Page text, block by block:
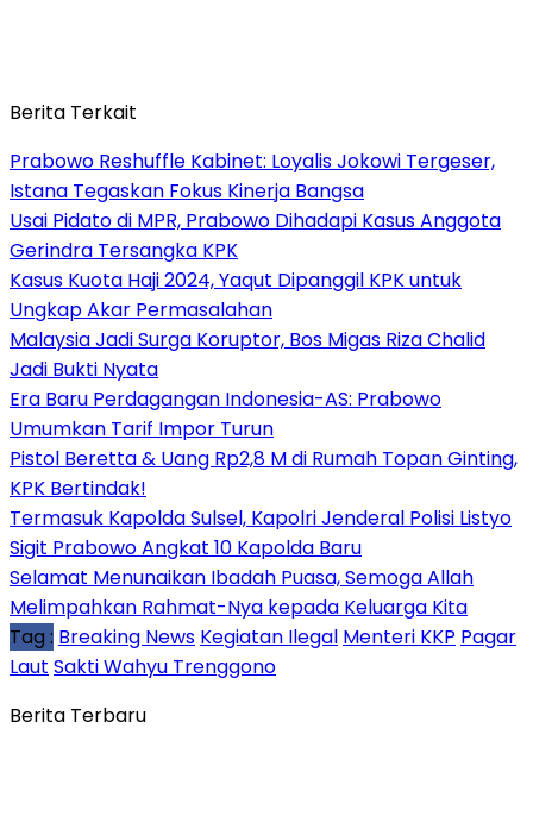
Berita Terkait
Prabowo Reshuffle Kabinet: Loyalis Jokowi Tergeser,
Istana Tegaskan Fokus Kinerja Bangsa
Usai Pidato di MPR, Prabowo Dihadapi Kasus Anggota
Gerindra Tersangka KPK
Kasus Kuota Haji 2024, Yaqut Dipanggil KPK untuk
Ungkap Akar Permasalahan
Malaysia Jadi Surga Koruptor, Bos Migas Riza Chalid
Jadi Bukti Nyata
Era Baru Perdagangan Indonesia-AS: Prabowo
Umumkan Tarif Impor Turun
Pistol Beretta & Uang Rp2,8 M di Rumah Topan Ginting,
KPK Bertindak!
Termasuk Kapolda Sulsel, Kapolri Jenderal Polisi Listyo
Sigit Prabowo Angkat 10 Kapolda Baru
Selamat Menunaikan Ibadah Puasa, Semoga Allah
Melimpahkan Rahmat-Nya kepada Keluarga Kita
Tag : Breaking News Kegiatan Ilegal Menteri KKP Pagar
Laut Sakti Wahyu Trenggono
Berita Terbaru